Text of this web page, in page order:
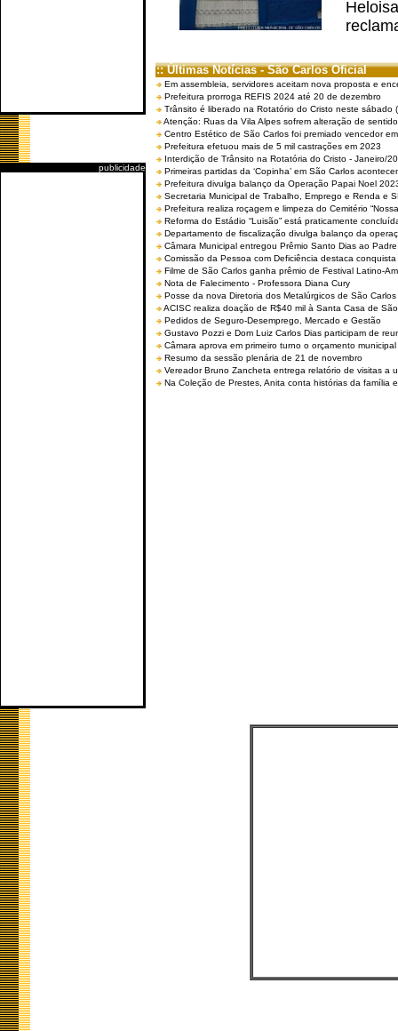
publicidade
:: Últimas Notícias - São Carlos Oficial
Em assembleia, servidores aceitam nova proposta e
Prefeitura prorroga REFIS 2024 até 20 de dezembro
Trânsito é liberado na Rotatório do Cristo neste sábado
Atenção: Ruas da Vila Alpes sofrem alteração de
Centro Estético de São Carlos foi premiado vencedor
Prefeitura efetuou mais de 5 mil castrações em 2023
Interdição de Trânsito na Rotatória do Cristo - Janeiro/
Primeiras partidas da ‘Copinha’ em São Carlos
Prefeitura divulga balanço da Operação Papai Noel
Secretaria Municipal de Trabalho, Emprego e Renda e
Prefeitura realiza roçagem e limpeza do Cemitério
Reforma do Estádio “Luisão” está praticamente
Departamento de fiscalização divulga balanço da
Câmara Municipal entregou Prêmio Santo Dias ao
Comissão da Pessoa com Deficiência destaca
Filme de São Carlos ganha prêmio de Festival Latino-
Nota de Falecimento - Professora Diana Cury
Posse da nova Diretoria dos Metalúrgicos de São
ACISC realiza doação de R$40 mil à Santa Casa de
Pedidos de Seguro-Desemprego, Mercado e Gestão
Gustavo Pozzi e Dom Luiz Carlos Dias participam de
Câmara aprova em primeiro turno o orçamento
Resumo da sessão plenária de 21 de novembro
Vereador Bruno Zancheta entrega relatório de visitas a
Na Coleção de Prestes, Anita conta histórias da família